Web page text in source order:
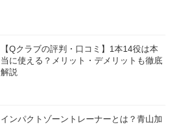
【Qクラブの評判・口コミ】1本14役は本
当に使える？メリット・デメリットも徹底
解説
インパクトゾーントレーナーとは？青山加